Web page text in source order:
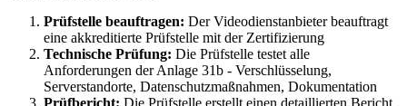
Prüfstelle beauftragen: Der Videodienstanbieter beauftragt
eine akkreditierte Prüfstelle mit der Zertifizierung
Technische Prüfung: Die Prüfstelle testet alle
Anforderungen der Anlage 31b - Verschlüsselung,
Serverstandorte, Datenschutzmaßnahmen, Dokumentation